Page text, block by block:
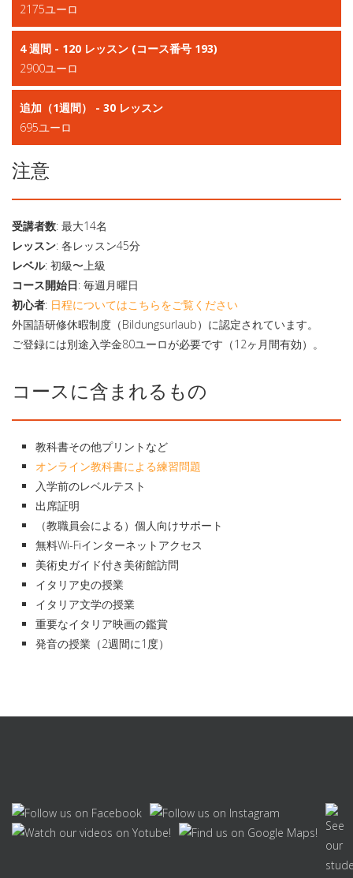
2175ユーロ
4 週間 - 120 レッスン (コース番号 193)
2900ユーロ
追加（1週間） - 30 レッスン
695ユーロ
注意
受講者数: 最大14名
レッスン: 各レッスン45分
レベル: 初級〜上級
コース開始日: 毎週月曜日
初心者: 日程についてはこちらをご覧ください
外国語研修休暇制度（Bildungsurlaub）に認定されています。
ご登録には別途入学金80ユーロが必要です（12ヶ月間有効）。
コースに含まれるもの
教科書その他プリントなど
オンライン教科書による練習問題
入学前のレベルテスト
出席証明
（教職員会による）個人向けサポート
無料Wi-Fiインターネットアクセス
美術史ガイド付き美術館訪問
イタリア史の授業
イタリア文学の授業
重要なイタリア映画の鑑賞
発音の授業（2週間に1度）